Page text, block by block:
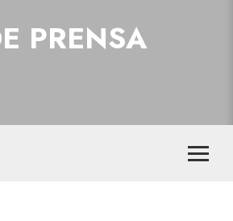
PRENSA